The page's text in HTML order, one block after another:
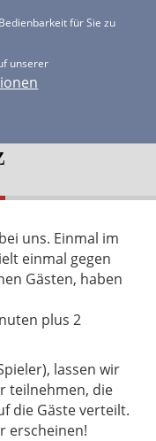
für Sie zu
unserer
uns. Einmal im
einmal gegen
Gästen, haben
plus 2
lassen wir
teilnehmen, die
die Gäste verteilt.
erscheinen!